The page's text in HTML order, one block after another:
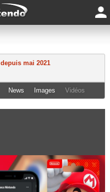
depuis mai 2021
News Images Vidéos